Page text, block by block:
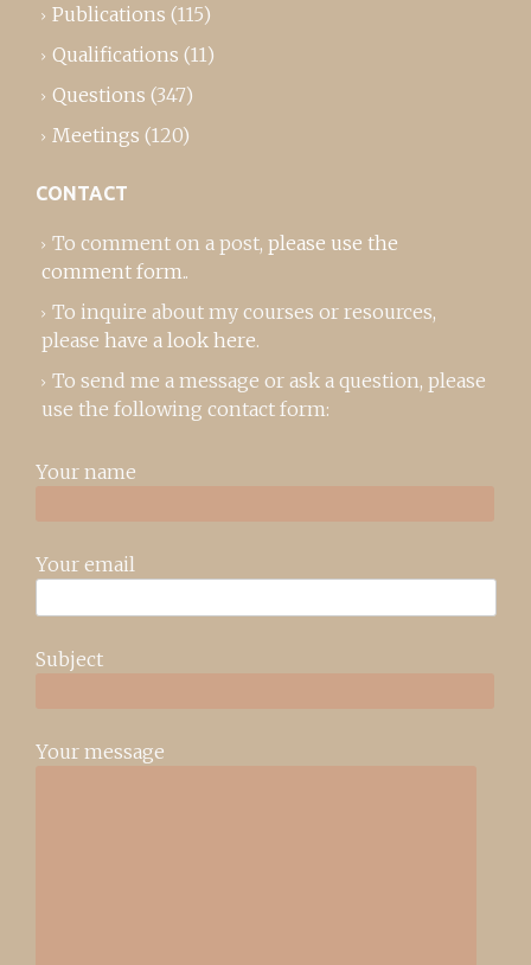
Publications (115)
Qualifications (11)
Questions (347)
Meetings (120)
CONTACT
To comment on a post, please use the
comment form..
To inquire about my courses or resources,
please have a look here.
To send me a message or ask a question, please
use the following contact form:
Your name
Your email
Subject
Your message